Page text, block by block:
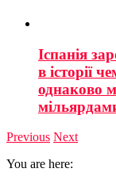
Іспанія
в історії
однаково
Previous Next
You are here: